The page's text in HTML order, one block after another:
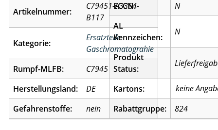
Artikelnummer:
C79451-A3364-
B117
Kategorie:
Ersatzteile
Gaschromatograhie
Rumpf-MLFB:
C7945
Herstellungsland:
DE
Gefahrenstoffe:
nein
ECCN:
N
AL
Kennzeichen:
N
Produkt
Status:
Kartons:
Rabattgruppe:
824